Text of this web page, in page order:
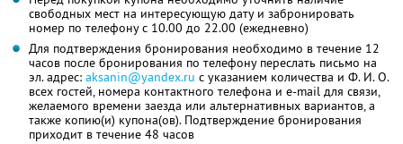
свободных мест на интересующую дату и забронировать
номер по телефону с 10.00 до 22.00 (ежедневно)
Для подтверждения бронирования необходимо в течение 12
часов после бронирования по телефону переслать письмо на
эл. адрес: aksanin@yandex.ru с указанием количества и Ф. И. О.
всех гостей, номера контактного телефона и e-mail для связи,
желаемого времени заезда или альтернативных вариантов, а
также копию(и) купона(ов). Подтверждение бронирования
приходит в течение 48 часов